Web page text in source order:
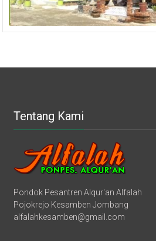
Tentang Kami
Pondok Pesantren Alqur'an Alfalah
Pojokrejo Kesamben Jombang
alfalahkesamben@gmail.com